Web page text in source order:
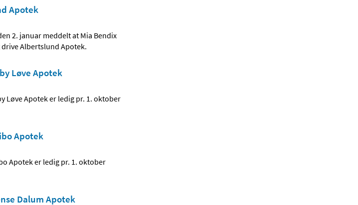
Apotek
2. januar meddelt at Mia Bendix
Albertslund Apotek.
Løve Apotek
Løve Apotek er ledig pr. 1. oktober
Apotek
Apotek er ledig pr. 1. oktober
Dalum Apotek